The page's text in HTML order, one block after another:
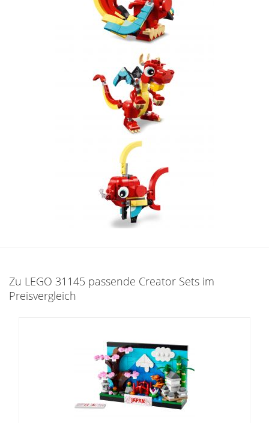
Zu LEGO 31145 passende Creator Sets im
Preisvergleich